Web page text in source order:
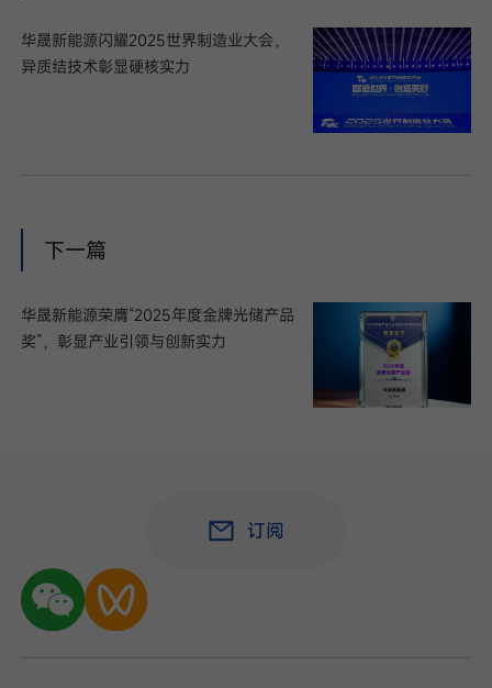
华晟新能源闪耀2025世界制造业大会，
异质结技术彰显硬核实力
下一篇
华晟新能源荣膺“2025年度金牌光储产品
奖”，彰显产业引领与创新实力
订阅